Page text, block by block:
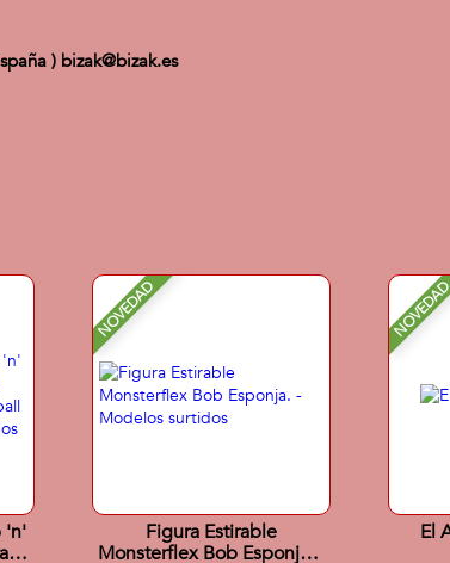
) bizak@bizak.es
'n'
6
NOVEDAD
Figura Estirable
Monsterflex Bob Esponja. -
El